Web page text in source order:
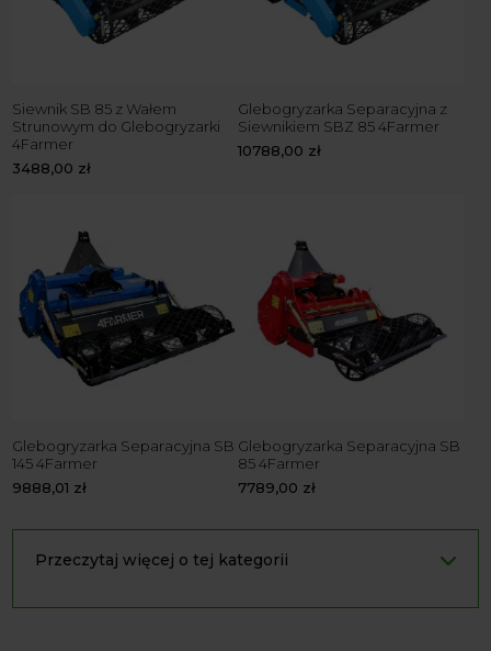
Siewnik SB 85 z Wałem
Strunowym do Glebogryzarki
4Farmer
3488,00 zł
Glebogryzarka Separacyjna z
Siewnikiem SBZ 85 4Farmer
10788,00 zł
Glebogryzarka Separacyjna SB
145 4Farmer
9888,01 zł
Glebogryzarka Separacyjna SB
85 4Farmer
7789,00 zł
Przeczytaj więcej o tej kategorii